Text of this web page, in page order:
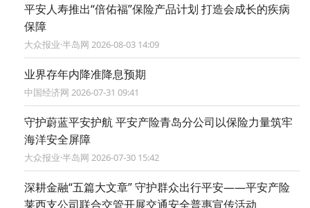
平安人寿推出“倍佑福”保险产品计划 打造会成长的疾病
保障
大众报业·半岛网 2026-08-03 14:09
业界存年内降准降息预期
中国经济网 2026-07-31 09:41
守护蔚蓝平安护航 平安产险青岛分公司以保险力量筑牢
海洋安全屏障
大众报业·半岛网 2026-07-30 15:42
深耕金融“五篇大文章” 守护群众出行平安——平安产险
莱西支公司联合交管开展交通安全普惠宣传活动